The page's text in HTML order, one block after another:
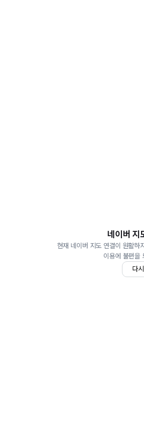
네이버 지
현재 네이버 지도 연결이 원활하
이용에 불편을
다